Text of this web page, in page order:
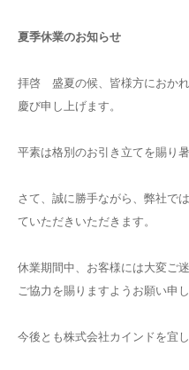
夏季休業のお知らせ
拝啓 盛夏の候、皆様方におか
慶び申し上げます。
平素は格別のお引き立てを賜り
さて、誠に勝手ながら、弊社で
ていただきいただきます。
休業期間中、お客様には大変ご
ご協力を賜りますようお願い申し
今後とも株式会社カインドを宜